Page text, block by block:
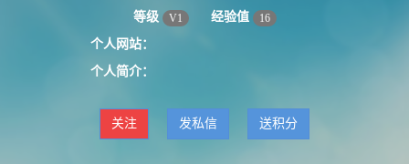
等级 V1 经验值 16
个人网站：
个人简介：
关注 发私信 送积分